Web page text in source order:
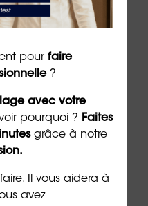
votre évolution
pour faire
?
avec votre
pourquoi ? Faites
grâce à notre
Il vous aidera à
avez